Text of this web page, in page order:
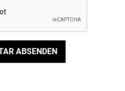
ABSENDEN